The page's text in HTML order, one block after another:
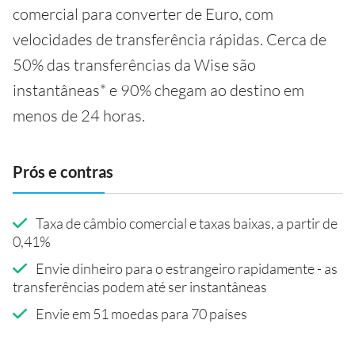
comercial para converter de Euro, com
velocidades de transferência rápidas. Cerca de
50% das transferências da Wise são
instantâneas* e 90% chegam ao destino em
menos de 24 horas.
Prós e contras
Taxa de câmbio comercial e taxas baixas, a partir de
0,41%
Envie dinheiro para o estrangeiro rapidamente - as
transferências podem até ser instantâneas
Envie em 51 moedas para 70 países